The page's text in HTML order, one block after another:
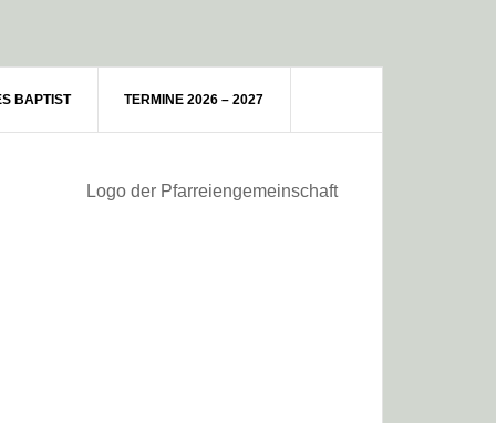
BAPTIST TERMINE 2026 – 2027